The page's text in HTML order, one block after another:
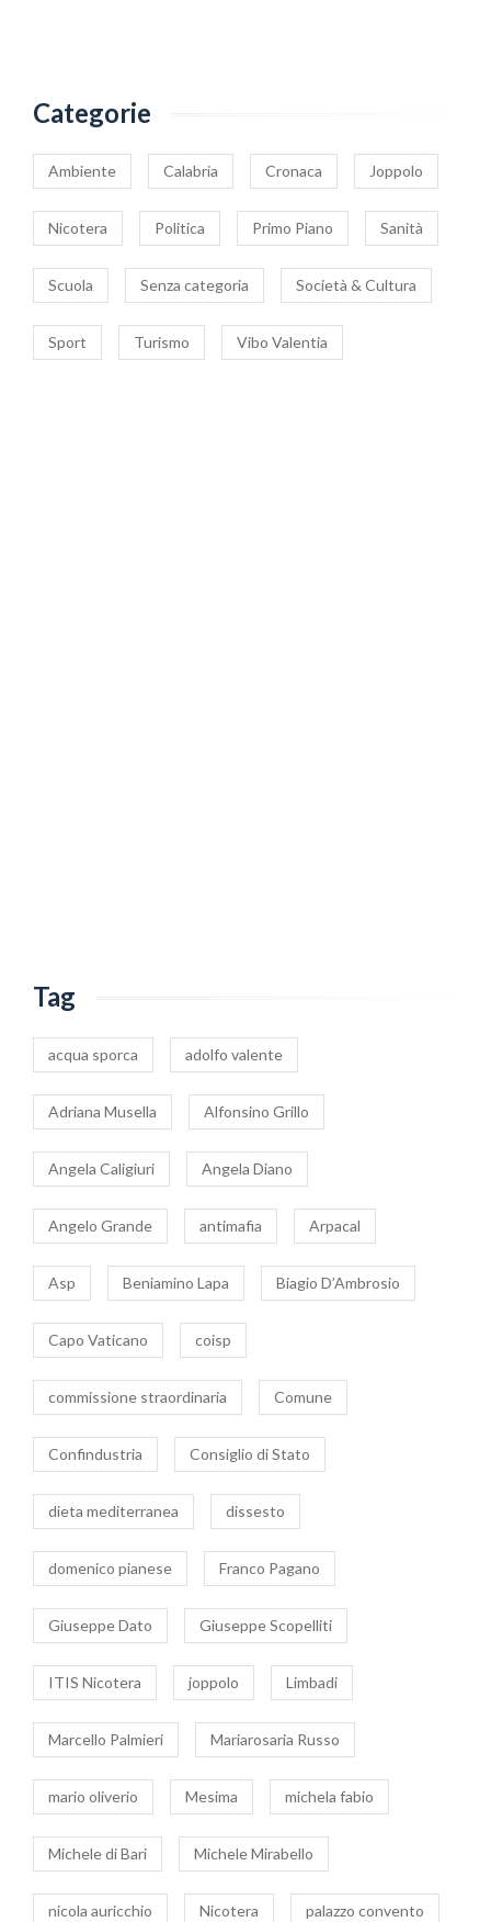
Categorie
Ambiente Calabria Cronaca Joppolo
Nicotera Politica Primo Piano Sanità
Scuola Senza categoria Società & Cultura
Sport Turismo Vibo Valentia
Tag
acqua sporca adolfo valente
Adriana Musella Alfonsino Grillo
Angela Caligiuri Angela Diano
Angelo Grande antimafia Arpacal
Asp Beniamino Lapa Biagio D’Ambrosio
Capo Vaticano coisp
commissione straordinaria Comune
Confindustria Consiglio di Stato
dieta mediterranea dissesto
domenico pianese Franco Pagano
Giuseppe Dato Giuseppe Scopelliti
ITIS Nicotera joppolo Limbadi
Marcello Palmieri Mariarosaria Russo
mario oliverio Mesima michela fabio
Michele di Bari Michele Mirabello
nicola auricchio Nicotera palazzo convento